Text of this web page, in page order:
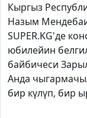
Кыргыз
Назым
SUPER.KG'де
юбилейин
байбичеси
Анда
бир күлүп, бир